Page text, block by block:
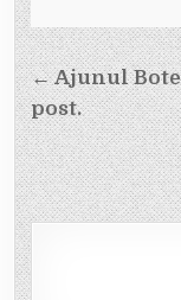
Navigare
în
articole
← Ajunul
post.